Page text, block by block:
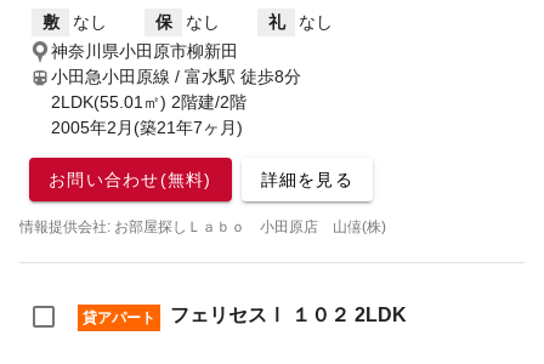
敷 なし 保 なし 礼
なし
神奈川県小田原市柳新田
小田急小田原線 / 富水駅 徒歩8分
2LDK(55.01㎡) 2階建/2階
2005年2月(築21年7ヶ月)
お問い合わせ(無料) 詳細を見る
情報提供会社: お部屋探しＬａｂｏ 小田原店 山僖(株)
貸アパート フェリセスⅠ １０２ 2LDK